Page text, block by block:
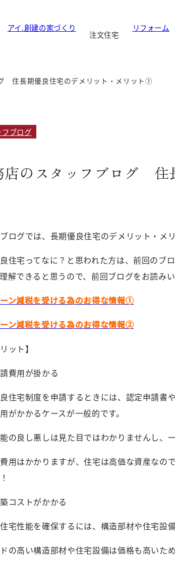
アイ.創建の家づくり
注文住宅
リフォーム
住長期優良住宅のデメリット・メリット①
フブログ
店のスタッフブログ 住
ログでは、長期優良住宅のデメリット・メ
住宅ってなに？と思われた方は、前回のブ
解できると思うので、前回ブログをお読み
ン減税を受ける為のお得な情報①
ン減税を受ける為のお得な情報②
ット】
費用が掛かる
住宅制度を申請するときには、認定申請書
がかかるケースが一般的です。
の良し悪しは見た目ではわかりませんし、
用はかかりますが、住宅は高価な資産なの
コストがかかる
宅性能を確保するには、構造部材や住宅設
の高い構造部材や住宅設備は価格も高いた